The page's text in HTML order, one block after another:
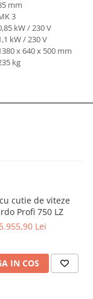
mm
3
kW / 230 V
kW / 230 V
x 640 x 500 mm
kg
cutie de viteze
Profi 750 LZ
Lei
IN COS